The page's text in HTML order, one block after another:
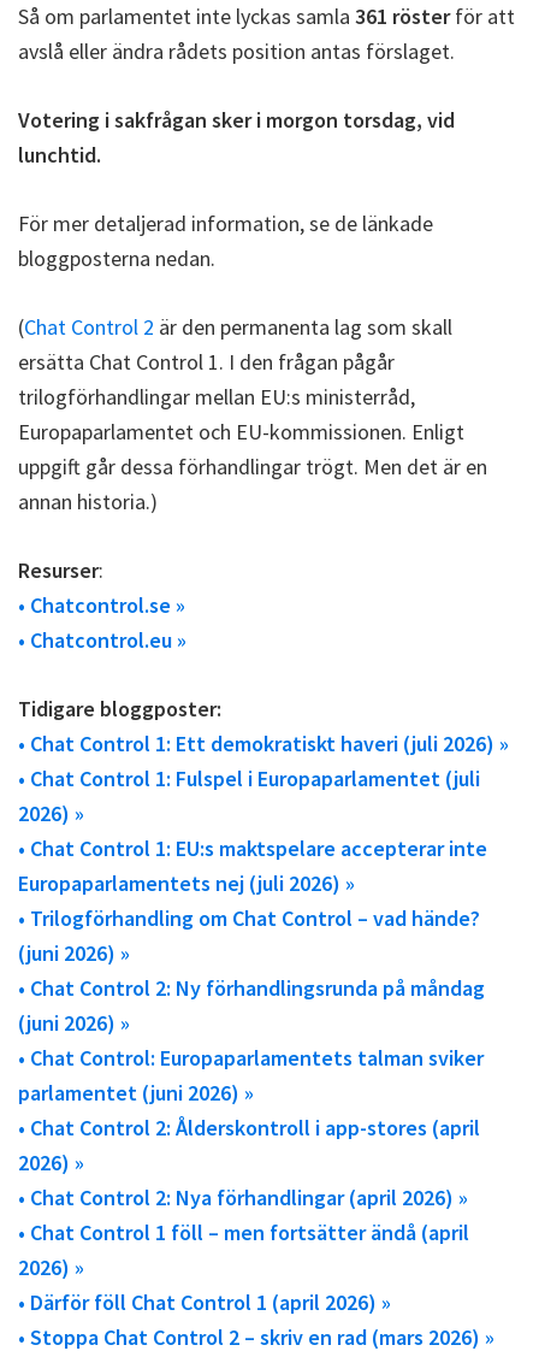
Så om parlamentet inte lyckas samla 361 rösterför att
avslå eller ändra rådets position antas förslaget.
Votering i sakfrågan sker i morgon torsdag, vid
lunchtid.
För mer detaljerad information, se de länkade
bloggposterna nedan.
(Chat Control 2 är den permanenta lag som skall
ersätta Chat Control 1. I den frågan pågår
trilogförhandlingar mellan EU:s ministerråd,
Europaparlamentet och EU-kommissionen. Enligt
uppgift går dessa förhandlingar trögt. Men det är en
annan historia.)
Resurser:
• Chatcontrol.se »
• Chatcontrol.eu »
Tidigare bloggposter:
• Chat Control 1: Ett demokratiskt haveri (juli 2026) »
• Chat Control 1: Fulspel i Europaparlamentet (juli
2026) »
• Chat Control 1: EU:s maktspelare accepterar inte
Europaparlamentets nej (juli 2026) »
• Trilogförhandling om Chat Control – vad hände?
(juni 2026) »
• Chat Control 2: Ny förhandlingsrunda på måndag
(juni 2026) »
• Chat Control: Europaparlamentets talman sviker
parlamentet (juni 2026) »
• Chat Control 2: Ålderskontroll i app-stores (april
2026) »
• Chat Control 2: Nya förhandlingar (april 2026) »
• Chat Control 1 föll – men fortsätter ändå (april
2026) »
• Därför föll Chat Control 1 (april 2026) »
• Stoppa Chat Control 2 – skriv en rad (mars 2026) »